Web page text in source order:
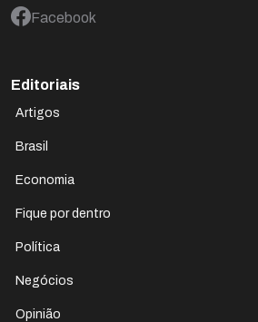
Facebook
Editoriais
Artigos
Brasil
Economia
Fique por dentro
Política
Negócios
Opinião